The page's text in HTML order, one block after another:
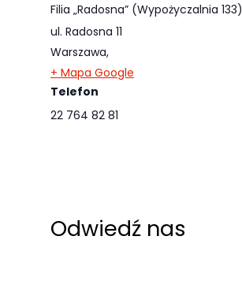
Filia „Radosna” (Wypożyczalnia 133)
ul. Radosna 11
Warszawa,
+ Mapa Google
Telefon
22 764 82 81
Odwiedź nas
Marketing
Udostępniając
swoje
zainteresowania i
zachowania
zobaczenie